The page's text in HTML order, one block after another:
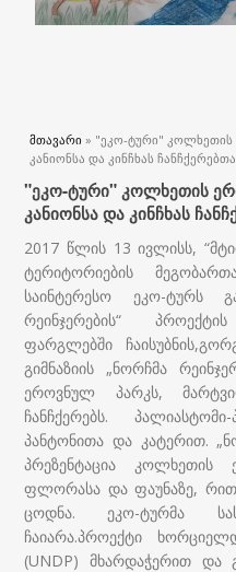
თქვენ აქ ხართ
მთავარი » "ეკო-ტური"
კანიონსა და კინჩხას
"ეკო-ტური" კოლხეთის
კანიონსა და კინჩხას
2017 წლის 13 ივლისს,
ტერიტორიების
საინტერესო ეკო-ტურს
რეინჯერების“
ფარგლებში
გიმნაზიის „ნორჩმა
ეროვნულ პარკს,
ჩანჩქერებს.
პანტონითა და კატერით.
პრეზენტაცია კოლხეთის
ფლორასა და ფაუნაზე,
ცოდნა. ეკო-ტურმა
ჩაიარა.პროექტი
(UNDP) მხარდაჭერით და